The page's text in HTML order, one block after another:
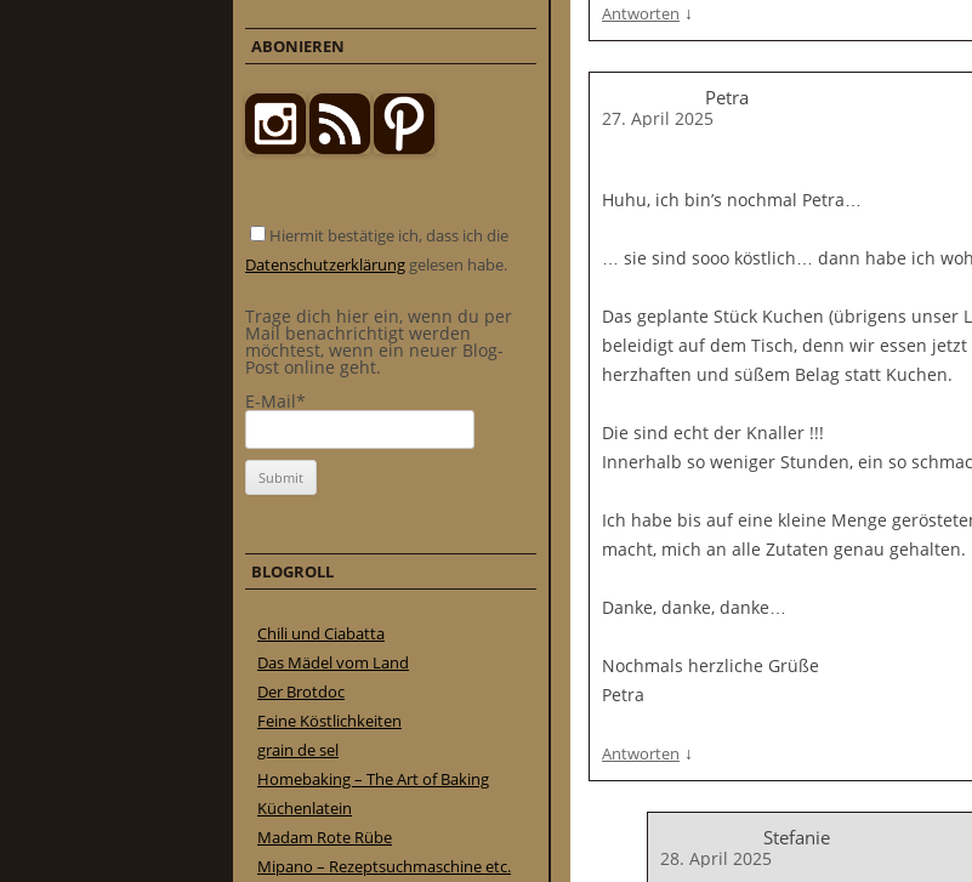
Antworten ↓
Petra
27. April 2025
Huhu, ich bin’s nochmal Petra…
… sie sind sooo köstlich… dann habe ich
Das geplante Stück Kuchen (übrigens
beleidigt auf dem Tisch, denn wir essen
herzhaften und süßem Belag statt Kuchen.
Die sind echt der Knaller !!!
Innerhalb so weniger Stunden, ein so
Ich habe bis auf eine kleine Menge
macht, mich an alle Zutaten genau gehalten.
Danke, danke, danke…
Nochmals herzliche Grüße
Petra
Antworten ↓
Stefanie
28. April 2025
ABONIEREN
Hiermit bestätige ich, dass ich die
Datenschutzerklärung gelesen habe.
Trage dich hier ein, wenn du per
Mail benachrichtigt werden
möchtest, wenn ein neuer Blog-
Post online geht.
E-Mail*
BLOGROLL
Chili und Ciabatta
Das Mädel vom Land
Der Brotdoc
Feine Köstlichkeiten
grain de sel
Homebaking – The Art of Baking
Küchenlatein
Madam Rote Rübe
Mipano – Rezeptsuchmaschine etc.